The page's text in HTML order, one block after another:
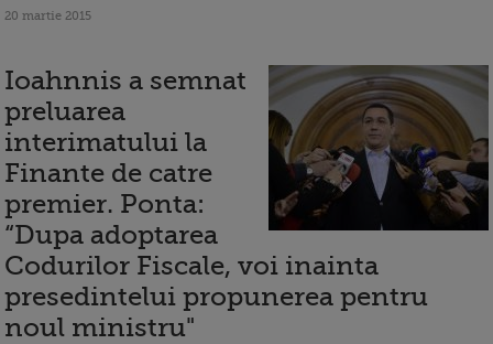
20 martie 2015
Ioahnnis a semnat
preluarea
interimatului la
Finante de catre
premier. Ponta:
“Dupa adoptarea
Codurilor Fiscale, voi inainta
presedintelui propunerea pentru
noul ministru"